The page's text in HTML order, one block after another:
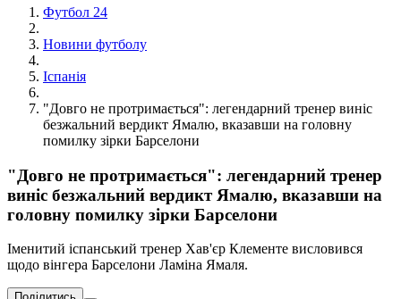
Футбол 24
Новини футболу
Іспанія
"Довго не протримається": легендарний тренер виніс
безжальний вердикт Ямалю, вказавши на головну
помилку зірки Барселони
"Довго не протримається": легендарний тренер
виніс безжальний вердикт Ямалю, вказавши на
головну помилку зірки Барселони
Іменитий іспанський тренер Хав'єр Клементе висловився
щодо вінгера Барселони Ламіна Ямаля.